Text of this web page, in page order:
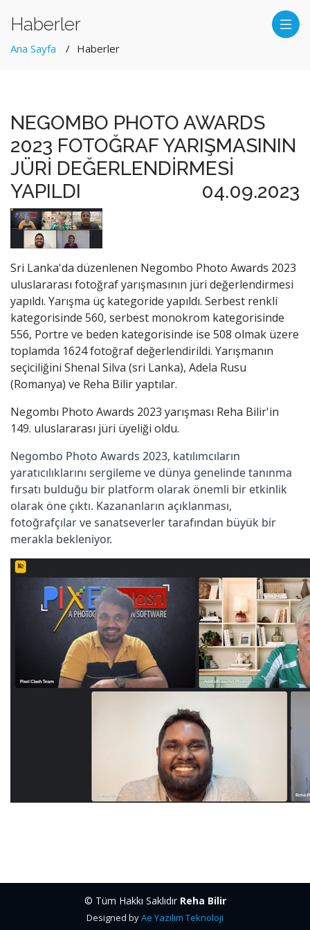
Haberler
Ana Sayfa Haberler
NEGOMBO PHOTO AWARDS
2023 FOTOĞRAF YARIŞMASININ
JÜRİ DEĞERLENDİRMESİ
YAPILDI
04.09.2023
Sri Lanka'da düzenlenen Negombo Photo Awards 2023
uluslararası fotoğraf yarışmasının jüri değerlendirmesi
yapıldı. Yarışma üç kategoride yapıldı. Serbest renkli
kategorisinde 560, serbest monokrom kategorisinde
556, Portre ve beden kategorisinde ise 508 olmak üzere
toplamda 1624 fotoğraf değerlendirildi. Yarışmanın
seçiciliğini Shenal Silva (sri Lanka), Adela Rusu
(Romanya) ve Reha Bilir yaptılar.
Negombı Photo Awards 2023 yarışması Reha Bilir'in
149. uluslararası jüri üyeliği oldu.
Negombo Photo Awards 2023, katılımcıların
yaratıcılıklarını sergileme ve dünya genelinde tanınma
fırsatı bulduğu bir platform olarak önemli bir etkinlik
olarak öne çıktı. Kazananların açıklanması,
fotoğrafçılar ve sanatseverler tarafından büyük bir
merakla bekleniyor.
© Tüm Hakkı Saklıdır Reha Bilir
Designed byAe Yazılım Teknoloji